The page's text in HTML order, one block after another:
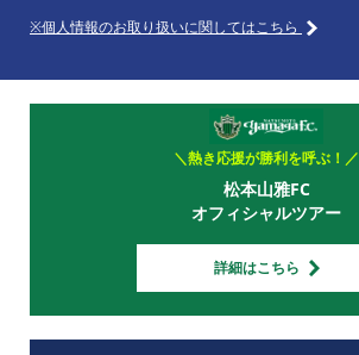
※個人情報のお取り扱いに関してはこちら
＼熱き応援が勝利を呼ぶ！／
松本山雅FC
オフィシャルツアー
詳細はこちら